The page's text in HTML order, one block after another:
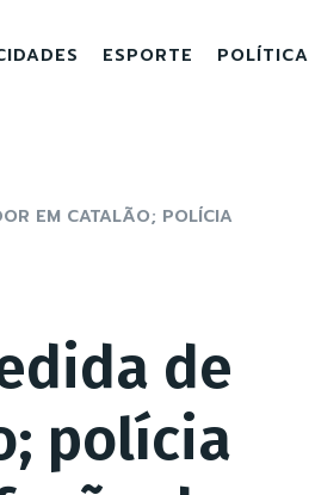
ESPORTE POLÍTICA
EM CATALÃO; POLÍCIA
de
polícia